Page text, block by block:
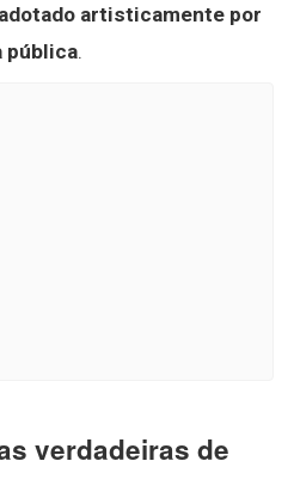
artisticamente por
pública.
verdadeiras de